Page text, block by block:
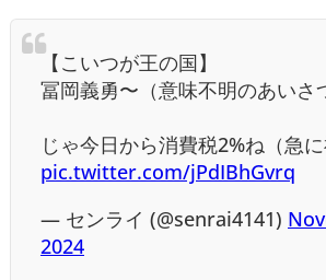
【こいつが王の国】
冨岡義勇〜（意味不明のあいさ
じゃ今日から消費税2%ね（急に
pic.twitter.com/jPdIBhGvrq
— センライ (@senrai4141)
2024